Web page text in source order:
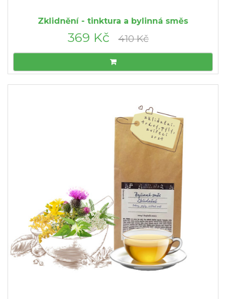
Zklidnění - tinktura a bylinná směs
369 Kč 410 Kč